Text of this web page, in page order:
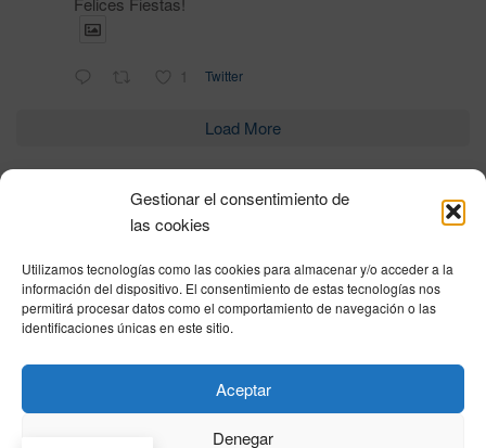
Gestionar el consentimiento de
las cookies
Utilizamos tecnologías como las cookies para almacenar y/o acceder a la
información del dispositivo. El consentimiento de estas tecnologías nos
permitirá procesar datos como el comportamiento de navegación o las
identificaciones únicas en este sitio.
Aceptar
Denegar
1 Twitter
Load More
HOME
Privacy Policy|Legal Notice |Cookies Policy|DNSH|Home
© DIHBU 2026